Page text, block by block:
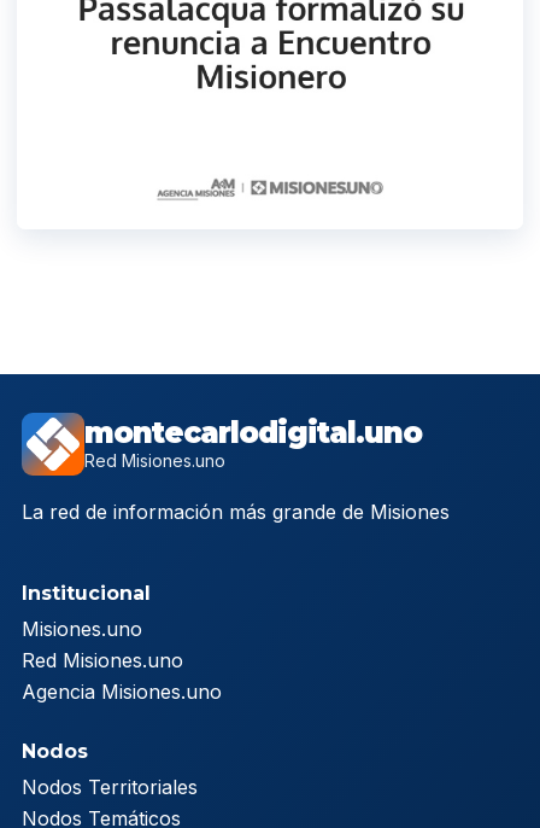
montecarlodigital.uno
Red Misiones.uno
La red de información más grande de Misiones
Institucional
Misiones.uno
Red Misiones.uno
Agencia Misiones.uno
Nodos
Nodos Territoriales
Nodos Temáticos